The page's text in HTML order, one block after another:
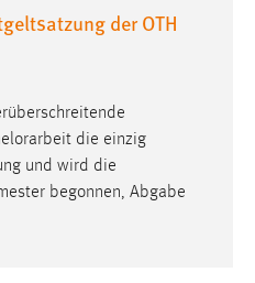
der OTH
die einzig
und wird die
begonnen, Abgabe